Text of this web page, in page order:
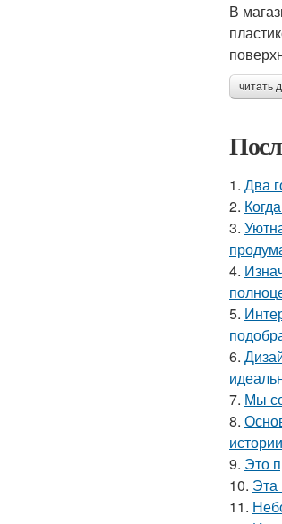
В
читать
1. Два
2.
3.
4.
5.
6.
7. Мы
8.
9. Это
10. Эта
11.